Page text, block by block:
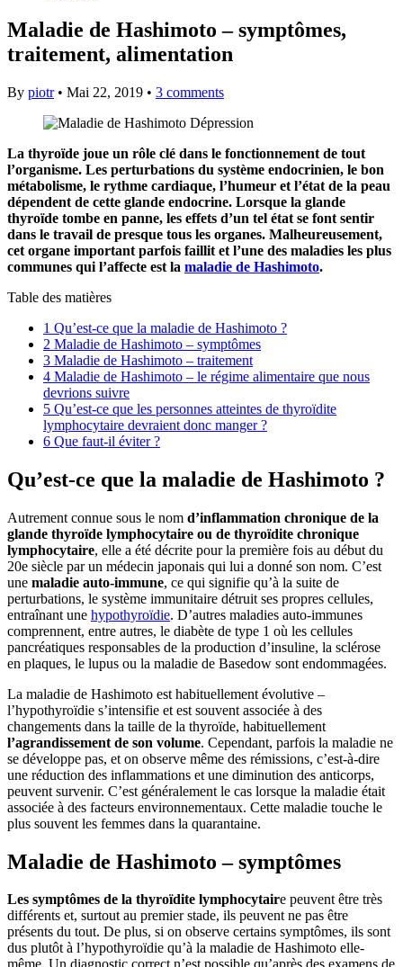
Maladie de Hashimoto – symptômes,
traitement, alimentation
By piotr• Mai 22, 2019 • 3 comments
La thyroïde joue un rôle clé dans le fonctionnement de tout
l’organisme. Les perturbations du système endocrinien, le bon
métabolisme, le rythme cardiaque, l’humeur et l’état de la peau
dépendent de cette glande endocrine. Lorsque la glande
thyroïde tombe en panne, les effets d’un tel état se font sentir
dans le travail de presque tous les organes. Malheureusement,
cet organe important parfois faillit et l’une des maladies les plus
communes qui l’affecte est la maladie de Hashimoto.
Table des matières
1 Qu’est-ce que la maladie de Hashimoto ?
2 Maladie de Hashimoto – symptômes
3 Maladie de Hashimoto – traitement
4 Maladie de Hashimoto – le régime alimentaire que nous
devrions suivre
5 Qu’est-ce que les personnes atteintes de thyroïdite
lymphocytaire devraient donc manger ?
6 Que faut-il éviter ?
Qu’est-ce que la maladie de Hashimoto ?
Autrement connue sous le nom d’inflammation chronique de la
glande thyroïde lymphocytaire ou de thyroïdite chronique
lymphocytaire, elle a été décrite pour la première fois au début du
20e siècle par un médecin japonais qui lui a donné son nom. C’est
une maladie auto-immune, ce qui signifie qu’à la suite de
perturbations, le système immunitaire détruit ses propres cellules,
entraînant une hypothyroïdie. D’autres maladies auto-immunes
comprennent, entre autres, le diabète de type 1 où les cellules
pancréatiques responsables de la production d’insuline, la sclérose
en plaques, le lupus ou la maladie de Basedow sont endommagées.
La maladie de Hashimoto est habituellement évolutive –
l’hypothyroïdie s’intensifie et est souvent associée à des
changements dans la taille de la thyroïde, habituellement
l’agrandissement de son volume. Cependant, parfois la maladie ne
se développe pas, et on observe même des rémissions, c’est-à-dire
une réduction des inflammations et une diminution des anticorps,
peuvent survenir. C’est généralement le cas lorsque la maladie était
associée à des facteurs environnementaux. Cette maladie touche le
plus souvent les femmes dans la quarantaine.
Maladie de Hashimoto – symptômes
Les symptômes de la thyroïdite lymphocytaire peuvent être très
différents et, surtout au premier stade, ils peuvent ne pas être
présents du tout. De plus, si on observe certains symptômes, ils sont
dus plutôt à l’hypothyroïdie qu’à la maladie de Hashimoto elle-